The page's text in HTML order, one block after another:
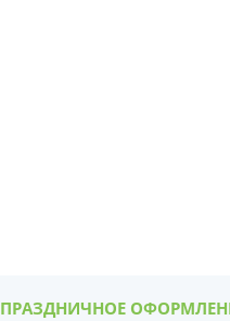
ПРАЗДНИЧНОЕ